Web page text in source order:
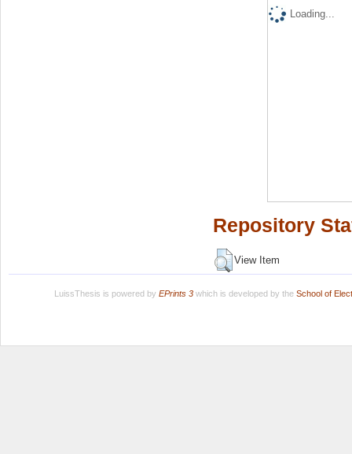
Loading...
Repository
View Item
LuissThesis is powered by EPrints 3which is developed by the School of